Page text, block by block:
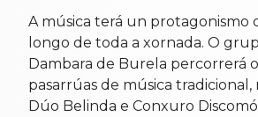
A música terá un protagonismo
longo de toda a xornada. O
Dambara de Burela percorrerá
pasarrúas de música
Dúo Belinda e Conxuro